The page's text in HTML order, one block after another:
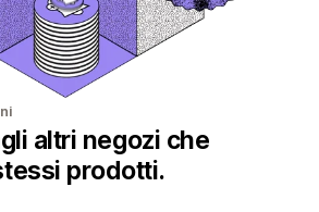
altri negozi che
prodotti.